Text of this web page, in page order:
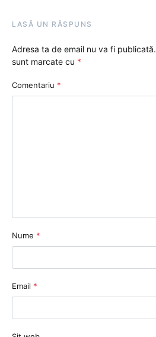
LASĂ UN RĂSPUNS
Adresa ta de email nu va fi publicată.
sunt marcate cu *
Comentariu *
Nume *
Email *